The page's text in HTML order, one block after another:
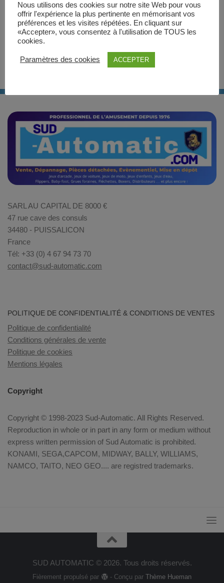
Site web
SARL AU CAPITAL DE 8000 €
47 rue cave des consuls
34480 - PUISSALICON
France
Tél: +33 (0) 4 67 94 73 70
contact@sud-automatic.com
POLITIQUE DE CONFIDENTIALITÉ & CONDITIONS DE VENTES
Politique de confidentialité
Conditions générales de vente
Politique de cookies
Mentions légales
Copyright
Copyright © 1998-2023 Sud-Automatic. All Rights Reserved.
Reproduction in whole or in part in any form or medium without
express written permission of Sud Automatic is prohibited.
KONAMI, SEGA,CAPCOM, MIDWAY, BALLY, WILLIAMS,
NAMCO, TAITO, NEO GEO.... are registred trademarks.
SUD AUTOMATIC © 2026. Tous droits réservés.
Fièrement propulsé par - Conçu par Thème Hueman
Nous utilisons des cookies sur notre site Web pour vous
offrir l'expérience la plus pertinente en mémorisant vos
préférences et les visites répétées. En cliquant sur
«Accepter», vous consentez à l'utilisation de TOUS les
cookies.
Paramètres des cookies ACCEPTER